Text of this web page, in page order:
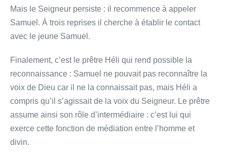
Mais le Seigneur persiste : il recommence à appeler
Samuel. À trois reprises il cherche à établir le contact
avec le jeune Samuel.
Finalement, c’est le prêtre Héli qui rend possible la
reconnaissance : Samuel ne pouvait pas reconnaître la
voix de Dieu car il ne la connaissait pas, mais Héli a
compris qu’il s’agissait de la voix du Seigneur. Le prêtre
assume ainsi son rôle d’intermédiaire : c’est lui qui
exerce cette fonction de médiation entre l’homme et
divin.